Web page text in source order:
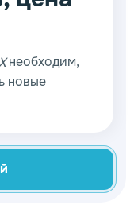
необходим,
новые